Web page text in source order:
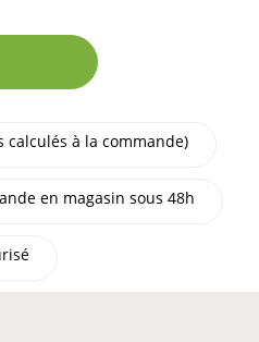
calculés à la commande)
en magasin sous 48h